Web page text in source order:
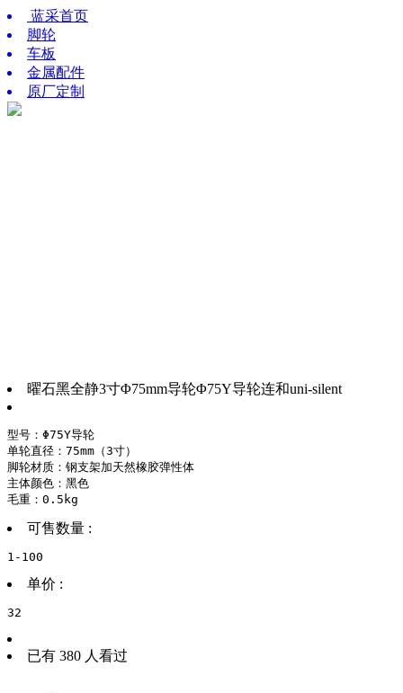
蓝采首页
脚轮
车板
金属配件
原厂定制
曜石黑全静3寸Φ75mm导轮Φ75Y导轮连和uni-silent
型号：Φ75Y导轮
单轮直径：75mm（3寸）
脚轮材质：钢支架加天然橡胶弹性体
主体颜色：黑色
毛重：0.5kg
可售数量 :
1-100
单价 :
32
已有 380 人看过